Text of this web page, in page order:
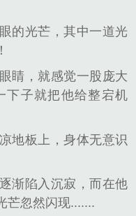
的光芒，其中一道光
睛，就感觉一股庞大
下子就把他给整宕机
地板上，身体无意识
渐陷入沉寂，而在他
芒忽然闪现.......